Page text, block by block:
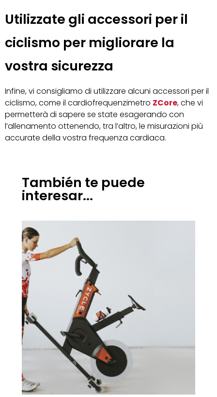
Utilizzate gli accessori per il
ciclismo per migliorare la
vostra sicurezza
Infine, vi consigliamo di utilizzare alcuni accessori per il
ciclismo, come il cardiofrequenzimetro ZCore, che vi
permetterà di sapere se state esagerando con
l’allenamento ottenendo, tra l’altro, le misurazioni più
accurate della vostra frequenza cardiaca.
También te puede
interesar...